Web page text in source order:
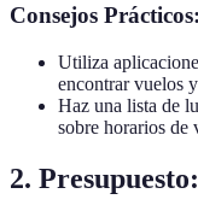
Consejos Prácticos:
Utiliza
encontrar vuelos
Haz una lista de
sobre horarios de
2.